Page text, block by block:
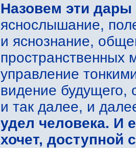
Назовем эти
яснослышание,
и яснознание,
управление
видение будущего,
и так далее, и
удел человека. И
хочет, доступной